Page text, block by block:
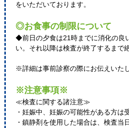
をいただいております。
◎お食事の制限について
◆前日の夕食は21時までに消化の良
い。それ以降は検査が終了するまで
※詳細は事前診察の際にお伝えいたし
※注意事項※
≪検査に関する諸注意≫
・妊娠中、妊娠の可能性がある方は
・鎮静剤を使用した場合は、検査当